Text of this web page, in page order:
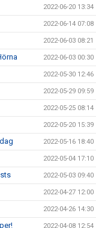
2022-06-20 13:34
2022-06-14 07:08
2022-06-03 08:21
2022-06-03 00:30
2022-05-30 12:46
2022-05-29 09:59
2022-05-25 08:14
2022-05-20 15:39
2022-05-16 18:40
2022-05-04 17:10
2022-05-03 09:40
2022-04-27 12:00
2022-04-26 14:30
2022-04-08 12:54